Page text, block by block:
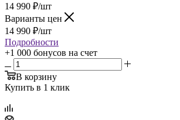
14 990 ₽/шт
Варианты цен
14 990 ₽/шт
Подробности
+1 000 бонусов на счет
В корзину
Купить в 1 клик